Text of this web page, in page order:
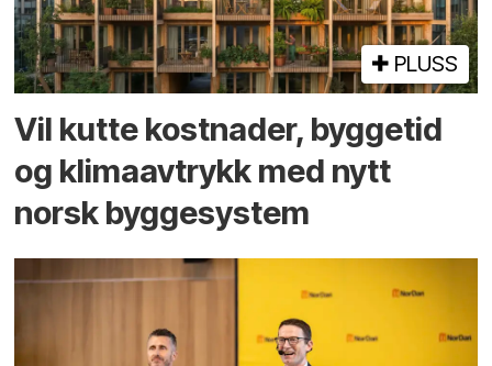
PLUSS
Vil kutte kostnader, byggetid
og klima­avtrykk med nytt
norsk bygge­system